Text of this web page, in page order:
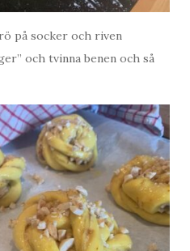
på socker och riven
och tvinna benen och så